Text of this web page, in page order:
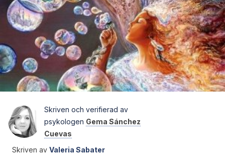
Skriven och verifierad av
psykologen Gema Sánchez
Cuevas
Skriven av Valeria Sabater